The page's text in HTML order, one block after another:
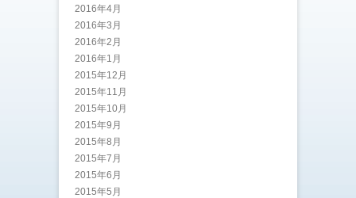
2016年4月
2016年3月
2016年2月
2016年1月
2015年12月
2015年11月
2015年10月
2015年9月
2015年8月
2015年7月
2015年6月
2015年5月